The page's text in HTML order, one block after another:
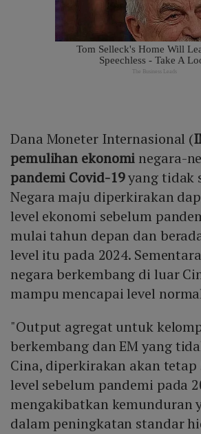
Dana Moneter Internasional (
pemulihan ekonomi negara-
pandemi Covid-19yang tidak
Negara maju diperkirakan
level ekonomi sebelum
mulai tahun depan dan
level itu pada 2024.
negara berkembang di luar
mampu mencapai level
"Output agregat untuk
berkembang dan EM yang
Cina, diperkirakan akan tetap
level sebelum pandemi pada
mengakibatkan kemunduran
dalam peningkatan standar